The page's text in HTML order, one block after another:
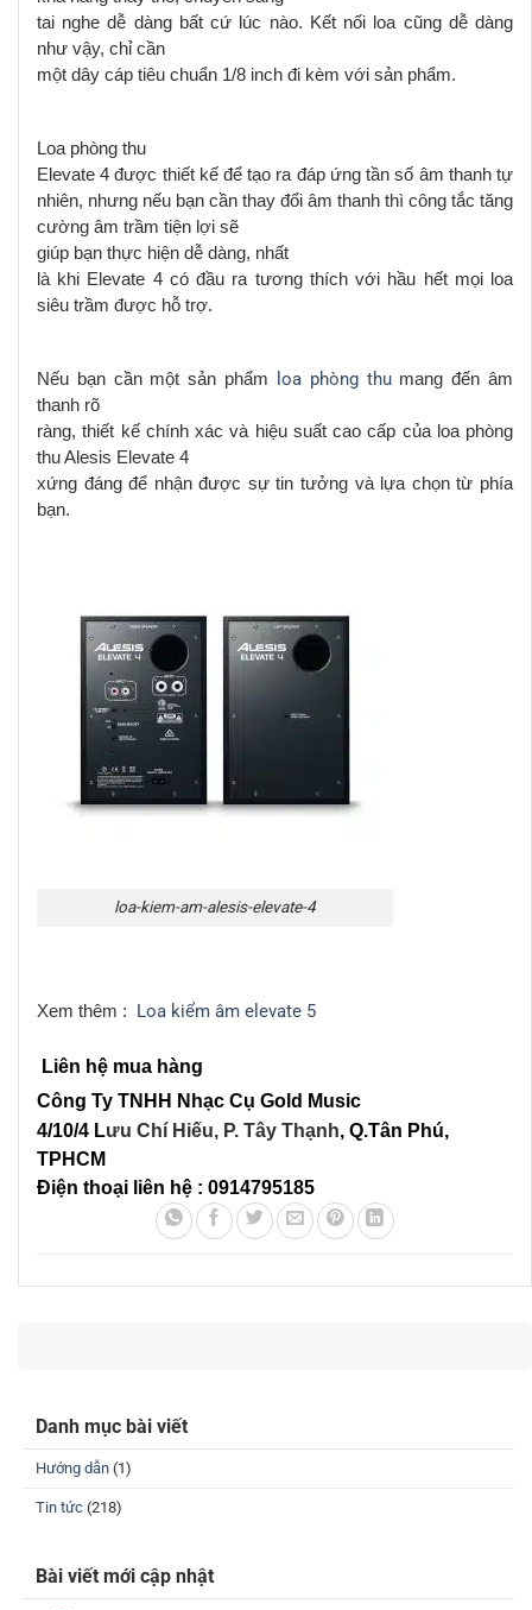
tai nghe dễ dàng bất cứ lúc nào. Kết nối loa cũng dễ dàng
như vậy, chỉ cần
một dây cáp tiêu chuẩn 1/8 inch đi kèm với sản phẩm.
Loa phòng thu
Elevate 4 được thiết kế để tạo ra đáp ứng tần số âm thanhtự
nhiên, nhưng nếu bạn cần thay đổi âm thanh thì công tắc tăng
cường âm trầm tiện lợi sẽ
giúp bạn thực hiện dễ dàng, nhất
là khi Elevate 4 có đầu ra tương thích với hầu hết mọi loa
siêu trầm được hỗ trợ.
Nếu bạn cần một sản phẩm loa phòng thumang đến âm
thanh rõ
ràng,thiết kế chính xác và hiệu suất cao cấp của loa phòng
thu Alesis Elevate 4
xứng đáng để nhận được sự tin tưởng và lựa chọn từ phía
bạn.
loa-kiem-am-alesis-elevate-4
Xem thêm : Loa kiểm âm elevate 5
Liên hệ mua hàng
Công Ty TNHH Nhạc Cụ Gold Music
4/10/4 Lưu Chí Hiếu, P. Tây Thạnh, Q.Tân Phú,
TPHCM
Điện thoại liên hệ : 0914795185
Danh mục bài viết
Hướng dẫn (1)
Tin tức (218)
Bài viết mới cập nhật